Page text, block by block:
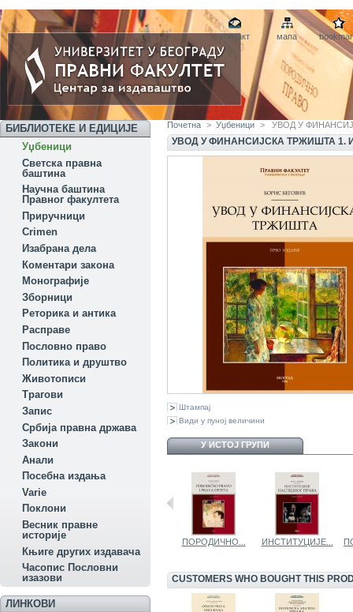
контакт мапа
БИБЛИОТЕКЕ И ЕДИЦИЈЕ
Уџбеници
Светска правна
баштина
Научна баштина
Правног факултета
Приручници
Crimen
Изабрана дела
Коментари закона
Монографије
Зборници
Реторика и антика
Расправе
Пословно право
Политика и друштво
Животописи
Трагови
Запис
Србија правна држава
Закони
Aнали
Посебна издања
Variе
Поклони
Весник правне
историје
Књиге других издавача
Часопис Пословни
изазови
ЛИНКОВИ
Почетна > Уџбеници > УВОД У
УВОД У ФИНАНСИЈСКА ТРЖИШТА 1.
Штампај
Види у пуној величини
У ИСТОЈ ГРУПИ
ЕКОНОМИЈА ЗА... ПОРОДИЧНО... ИНСТИТУЦИЈЕ...
CUSTOMERS WHO BOUGHT THIS